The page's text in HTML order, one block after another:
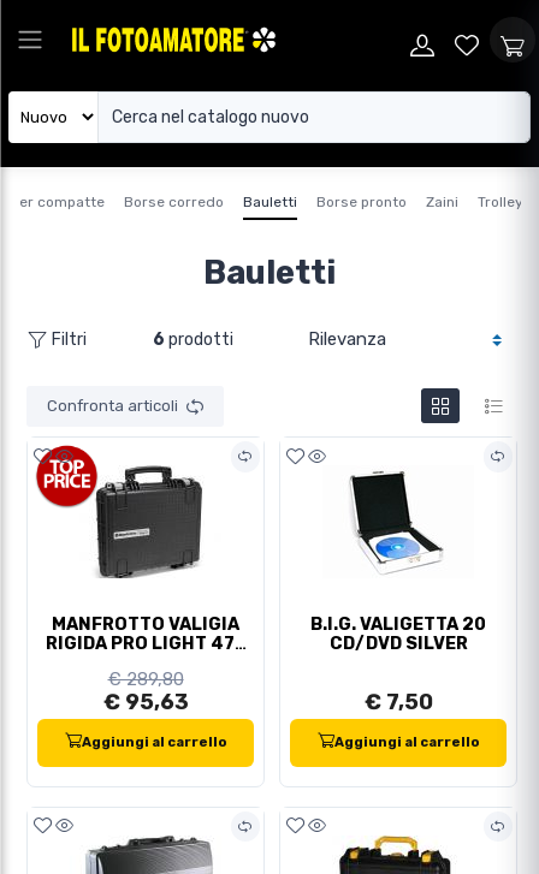
per compatte Borse corredo Bauletti Borse pronto Zaini Trolley
Bauletti
Filtri 6 prodotti
Confronta articoli
MANFROTTO VALIGIA
RIGIDA PRO LIGHT 47F
€ 289,80
€ 95,63
Aggiungi al carrello
B.I.G. VALIGETTA 20
CD/DVD SILVER
€ 7,50
Aggiungi al carrello